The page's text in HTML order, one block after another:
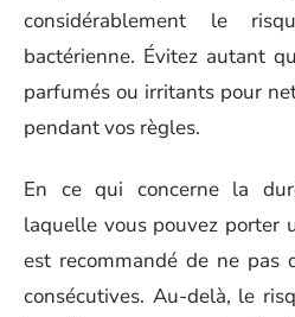
considérablement le
bactérienne. Évitez autant
parfumés ou irritants pour
pendant vos règles.
En ce qui concerne la
laquelle vous pouvez porter
est recommandé de ne pas
consécutives. Au-delà, le